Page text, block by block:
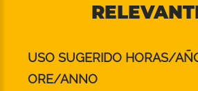
USO SUGERIDO HORAS/
ORE/ANNO